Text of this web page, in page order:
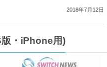
2018年7月12日
・iPhone用)